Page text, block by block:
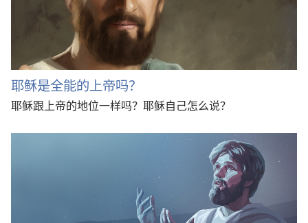
耶稣是全能的上帝吗？
耶稣跟上帝的地位一样吗？耶稣自己怎么说？